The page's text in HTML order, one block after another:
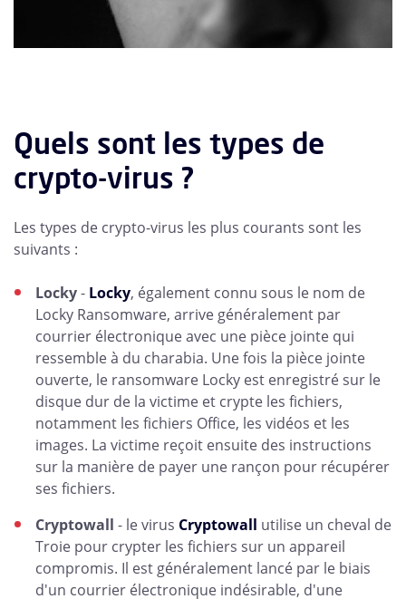
Quels sont les types de
crypto-virus ?
Les types de crypto-virus les plus courants sont les
suivants :
Locky- Locky, également connu sous le nom de
Locky Ransomware, arrive généralement par
courrier électronique avec une pièce jointe qui
ressemble à du charabia. Une fois la pièce jointe
ouverte, le ransomware Locky est enregistré sur le
disque dur de la victime et crypte les fichiers,
notamment les fichiers Office, les vidéos et les
images. La victime reçoit ensuite des instructions
sur la manière de payer une rançon pour récupérer
ses fichiers.
Cryptowall - le virus Cryptowall utilise un cheval de
Troie pour crypter les fichiers sur un appareil
compromis. Il est généralement lancé par le biais
d'un courrier électronique indésirable, d'une